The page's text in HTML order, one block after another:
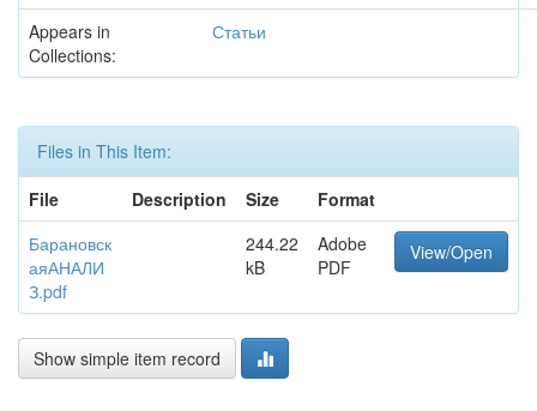
Appears in
Collections:
Статьи
Files in This Item:
File
Description Size
Format
Барановск
аяАНАЛИ
З.pdf
244.22
kB
Adobe
PDF
View/Open
Show simple item record